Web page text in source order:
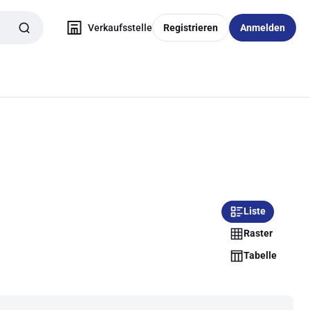
Verkaufsstelle Registrieren Anmelden
Liste
Raster
Tabelle